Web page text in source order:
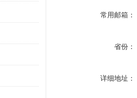
常用邮箱：
省份：
详细地址：